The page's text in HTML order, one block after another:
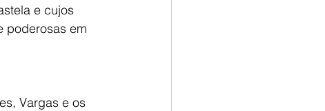
e cujos
poderosas em
Vargas e os